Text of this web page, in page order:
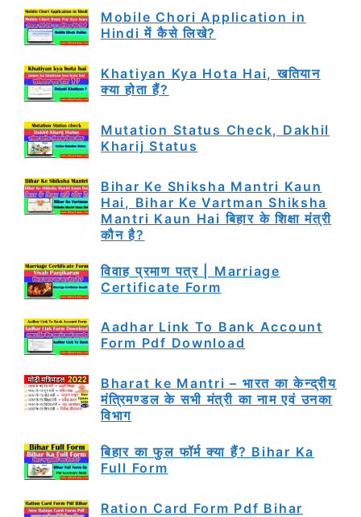
Mobile Chori Application in
Hindi में कैसे लिखे?
Khatiyan Kya Hota Hai, खतियान
क्या होता हैं?
Mutation Status Check, Dakhil
Kharij Status
Bihar Ke Shiksha Mantri Kaun
Hai, Bihar Ke Vartman Shiksha
Mantri Kaun Hai बिहार के शिक्षा मंत्री
कौन है?
विवाह प्रमाण पत्र | Marriage
Certificate Form
Aadhar Link To Bank Account
Form Pdf Download
Bharat ke Mantri – भारत का केन्द्रीय
मंत्रिमण्डल के सभी मंत्री का नाम एवं उनका
विभाग
बिहार का फुल फॉर्म क्या हैं? Bihar Ka
Full Form
Ration Card Form Pdf Bihar